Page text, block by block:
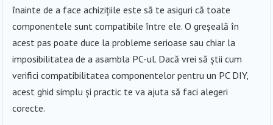
înainte de a face achizițiile este să te asiguri că toate
componentele sunt compatibile între ele. O greșeală în
acest pas poate duce la probleme serioase sau chiar la
imposibilitatea de a asambla PC-ul. Dacă vrei să știi cum
verifici compatibilitatea componentelor pentru un PC DIY,
acest ghid simplu și practic te va ajuta să faci alegeri
corecte.